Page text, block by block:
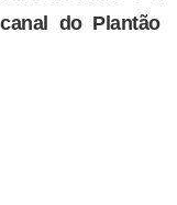
do Plantão